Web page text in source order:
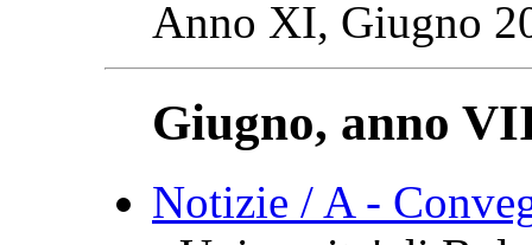
Anno XI, Giugno
Giugno, anno
Notizie / A -